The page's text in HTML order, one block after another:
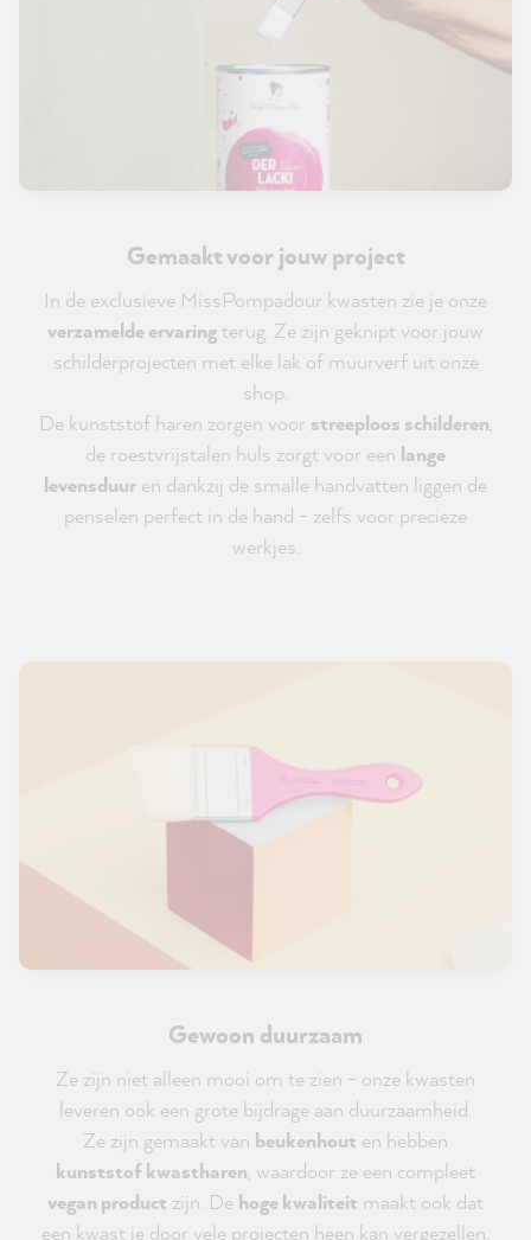
Gemaakt voor jouw project
In de exclusieve MissPompadour kwasten zie je onze
verzamelde ervaringterug. Ze zijn geknipt voor jouw
schilderprojecten met elke lak of muurverf uit onze
shop.
De kunststof haren zorgen voor streeploos schilderen,
de roestvrijstalen huls zorgt voor een lange
levensduur en dankzij de smalle handvatten liggen de
penselen perfect in de hand - zelfs voor precieze
werkjes.
Gewoon duurzaam
Ze zijn niet alleen mooi om te zien - onze kwasten
leveren ook een grote bijdrage aan duurzaamheid.
Ze zijn gemaakt van beukenhout en hebben
kunststof kwastharen, waardoor ze een compleet
vegan product zijn. De hoge kwaliteit maakt ook dat
een kwast je door vele projecten heen kan vergezellen.